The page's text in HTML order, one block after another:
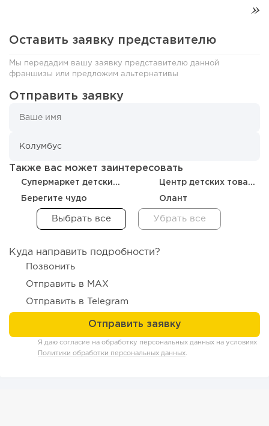
миллиарды:...
Оставить заявку представителю
Мы передадим вашу заявку представителю данной
франшизы или предложим альтернативы
Отправить заявку
Также вас может заинтересовать
Супермаркет детских автокресел Центр детских товаров
Берегите чудо Олант
Куда направить подробности?
Позвонить
Отправить в MAX
Отправить в Telegram
Я даю согласие на обработку персональных данных на условиях
Политики обработки персональных данных.